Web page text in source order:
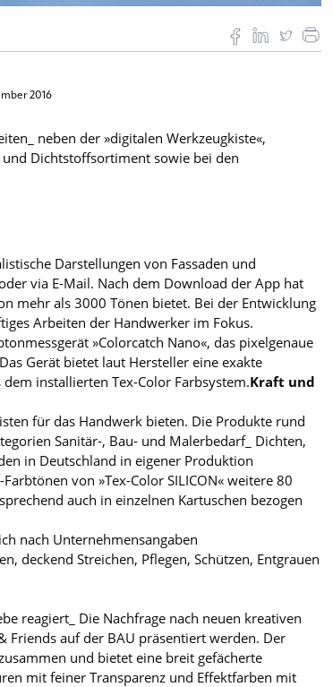
2016
neben der »digitalen Werkzeugkiste«,
Dichtstoffsortiment sowie bei den
Darstellungen von Fassaden und
via E-Mail. Nach dem Download der App hat
mehr als 3000 Tönen bietet. Bei der Entwicklung
Arbeiten der Handwerker im Fokus.
»Colorcatch Nano«, das pixelgenaue
Gerät bietet laut Hersteller eine exakte
installierten Tex-Color Farbsystem.Kraft und
für das Handwerk bieten. Die Produkte rund
Sanitär-, Bau- und Malerbedarf_ Dichten,
in Deutschland in eigener Produktion
von »Tex-Color SILICON« weitere 80
auch in einzelnen Kartuschen bezogen
nach Unternehmensangaben
deckend Streichen, Pflegen, Schützen, Entgrauen
reagiert_ Die Nachfrage nach neuen kreativen
Friends auf der BAU präsentiert werden. Der
und bietet eine breit gefächerte
mit feiner Transparenz und Effektfarben mit